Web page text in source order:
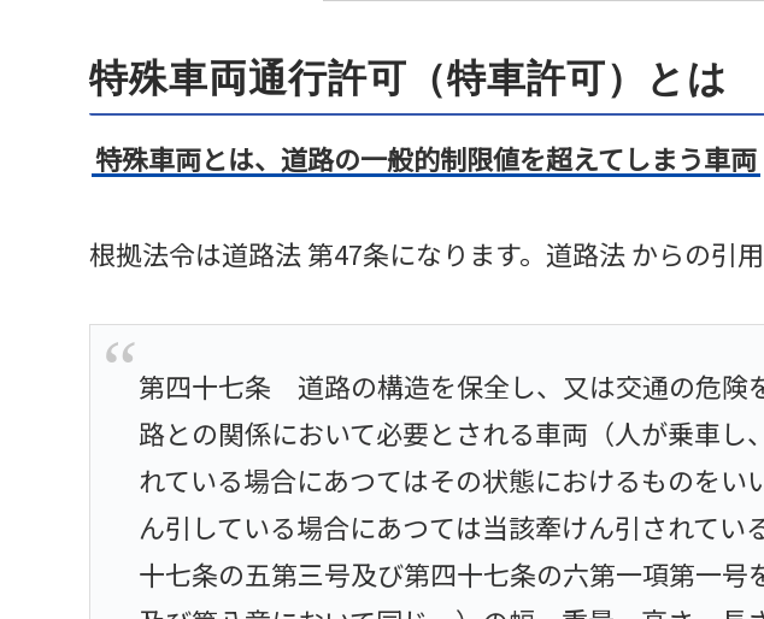
特殊車両通行許可（特車許可）とは
特殊車両とは、道路の一般的制限値を超えてしまう車両
根拠法令は道路法 第47条になります。道路法 からの引用
第四十七条 道路の構造を保全し、又は交通の危険
路との関係において必要とされる車両（人が乗車し
れている場合にあつてはその状態におけるものをい
ん引している場合にあつては当該牽けん引されてい
十七条の五第三号及び第四十七条の六第一項第一号